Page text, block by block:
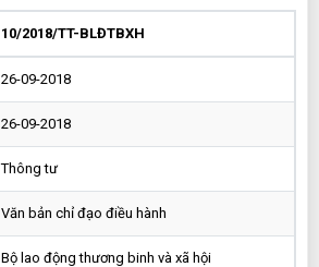
10/2018/TT-BLĐTBXH
26-09-2018
26-09-2018
Thông tư
Văn bản chỉ đạo điều hành
Bộ lao động thương binh và xã hội